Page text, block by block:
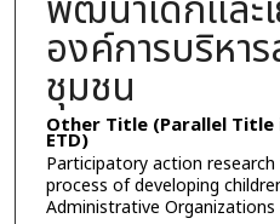
องค์การบริหา
ชุมชน
Other Title (Parallel
ETD)
Participatory action
process of developing
Administrative